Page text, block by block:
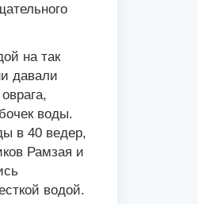
на так
давали
воды.
в 40 ведер,
Рамзая и
водой.